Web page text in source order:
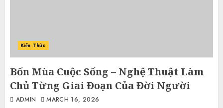
Kiến Thức
Bốn Mùa Cuộc Sống – Nghệ Thuật Làm
Chủ Từng Giai Đoạn Của Đời Người
ADMIN MARCH 16, 2026